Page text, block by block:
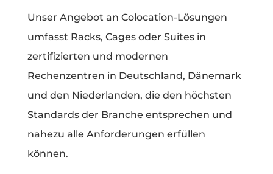
Unser Angebot an Colocation-Lösungen
umfasst Racks, Cages oder Suites in
zertifizierten und modernen
Rechenzentren in Deutschland, Dänemark
und den Niederlanden, die den höchsten
Standards der Branche entsprechen und
nahezu alle Anforderungen erfüllen
können.